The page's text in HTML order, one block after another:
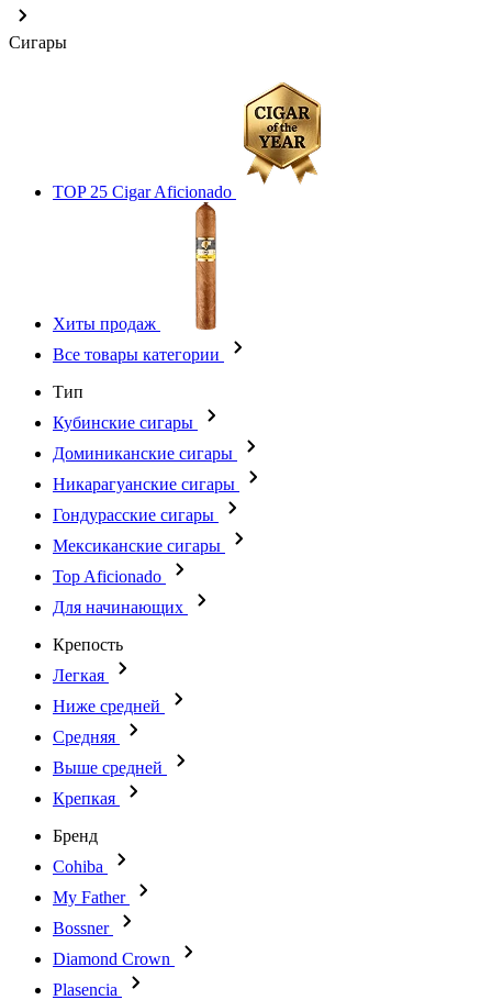
Сигары
TOP 25 Cigar Aficionado
Хиты продаж
Все товары категории
Тип
Кубинские сигары
Доминиканские сигары
Никарагуанские сигары
Гондурасские сигары
Мексиканские сигары
Top Aficionado
Для начинающих
Крепость
Легкая
Ниже средней
Средняя
Выше средней
Крепкая
Бренд
Cohiba
My Father
Bossner
Diamond Crown
Plasencia